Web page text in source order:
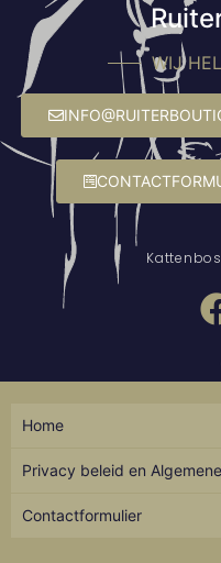
WIJ
Home
Privacy beleid en
Contactformulier